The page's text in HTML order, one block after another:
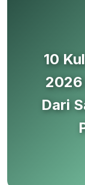
10
2026
Dari